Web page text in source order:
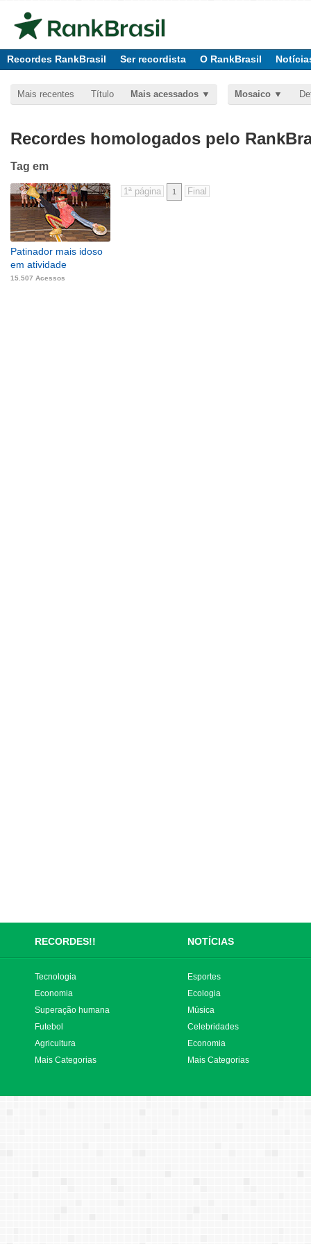
Recordes RankBrasil Ser recordista O RankBrasil
Mais recentes Título Mais acessados Mosaico
Recordes homologados pelo
Tag em
Patinador mais idoso
em atividade
15.507 Acessos
1
RECORDES!! NOTÍCIAS
Tecnologia
Economia
Superação humana
Futebol
Agricultura
Mais Categorias
Esportes
Ecologia
Música
Celebridades
Economia
Mais Categorias